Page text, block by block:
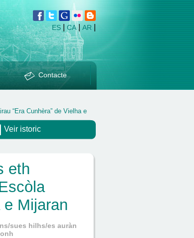
ES CA | AR
Contacte
“Era Cunhèra” de Vielha e
Veir istoric
eth
e Mijaran
sues hilhs/es auràn